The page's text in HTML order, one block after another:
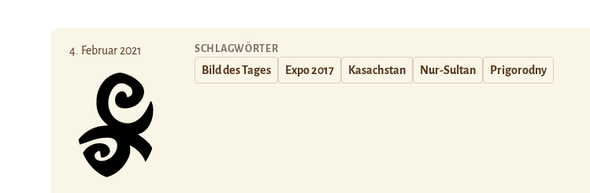
4. Februar 2021 SCHLAGWÖRTER
Bild des Tages Expo 2017 Kasachstan Nur-Sultan Prigorodny